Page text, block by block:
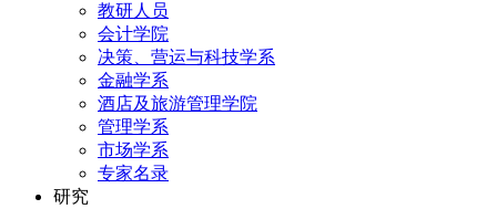
教研人员
会计学院
决策、营运与科技学系
金融学系
酒店及旅游管理学院
管理学系
市场学系
专家名录
研究